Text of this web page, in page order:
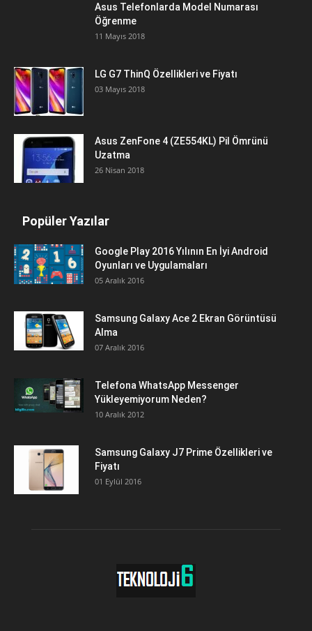
Asus Telefonlarda Model Numarası
Öğrenme
11 Mayıs 2018
LG G7 ThinQ Özellikleri ve Fiyatı
03 Mayıs 2018
Asus ZenFone 4 (ZE554KL) Pil Ömrünü
Uzatma
26 Nisan 2018
Popüler Yazılar
Google Play 2016 Yılının En İyi Android
Oyunları ve Uygulamaları
05 Aralık 2016
Samsung Galaxy Ace 2 Ekran Görüntüsü
Alma
07 Aralık 2016
Telefona WhatsApp Messenger
Yükleyemiyorum Neden?
10 Aralık 2012
Samsung Galaxy J7 Prime Özellikleri ve
Fiyatı
01 Eylül 2016